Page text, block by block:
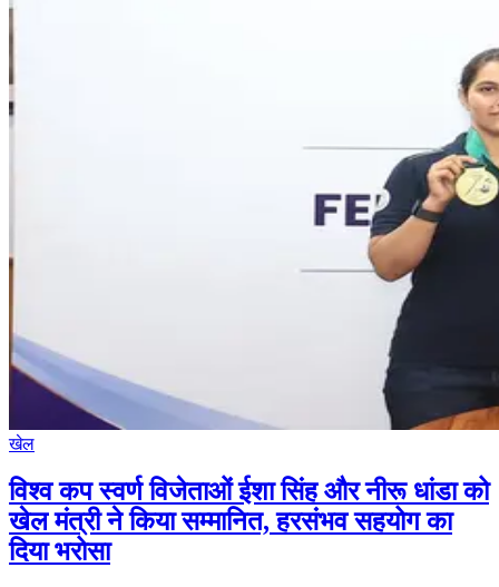
खेल
विश्व कप स्वर्ण विजेताओं ईशा सिंह और नीरू धांडा को
खेल मंत्री ने किया सम्मानित, हरसंभव सहयोग का
दिया भरोसा